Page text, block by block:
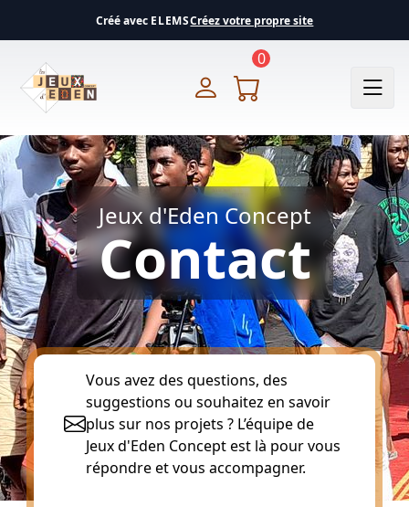
Créé avec ELEMSCréez votre propre site
0
Jeux d'Eden Concept
Contact
Vous avez des questions, des
suggestions ou souhaitez en savoir
plus sur nos projets ? L’équipe de
Jeux d'Eden Concept est là pour vous
répondre et vous accompagner.